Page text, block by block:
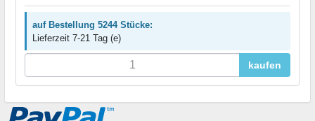
auf Bestellung 5244 Stücke:
Lieferzeit 7-21 Tag (e)
kaufen